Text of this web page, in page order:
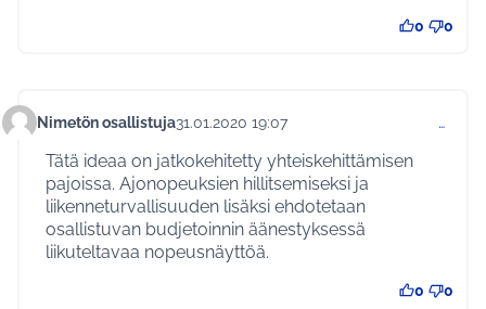
0 0
Kommentti 269
Nimetön osallistuja31.01.2020 19:07 …
Tätä ideaa on jatkokehitetty yhteiskehittämisen
pajoissa. Ajonopeuksien hillitsemiseksi ja
liikenneturvallisuuden lisäksi ehdotetaan
osallistuvan budjetoinnin äänestyksessä
liikuteltavaa nopeusnäyttöä.
0 0